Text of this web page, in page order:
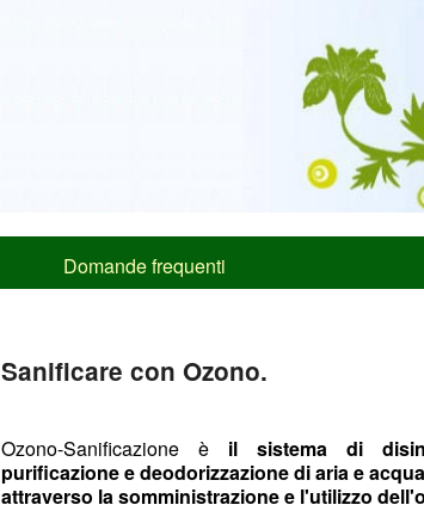
Domande frequenti
Sanificare con Ozono.
Ozono-Sanificazione è il sistema di
purificazione e deodorizzazione di aria e
attraverso la somministrazione e l'utilizzo